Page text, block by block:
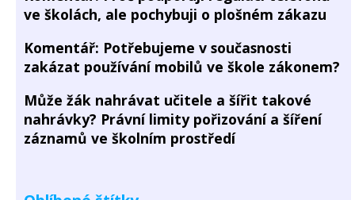
ve školách, ale pochybuji o plošném zákazu
Komentář: Potřebujeme v současnosti
zakázat používání mobilů ve škole zákonem?
Může žák nahrávat učitele a šířit takové
nahrávky? Právní limity pořizování a šíření
záznamů ve školním prostředí